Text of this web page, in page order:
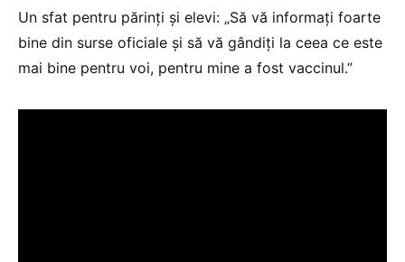
Un sfat pentru părinți și elevi: „Să vă informați foarte
bine din surse oficiale și să vă gândiți la ceea ce este
mai bine pentru voi, pentru mine a fost vaccinul.”